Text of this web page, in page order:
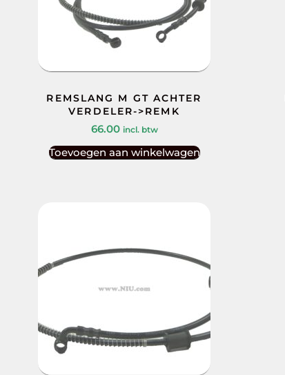
REMSLANG M GT ACHTER
VERDELER->REMK
66.00 incl. btw
Toevoegen aan winkelwagen